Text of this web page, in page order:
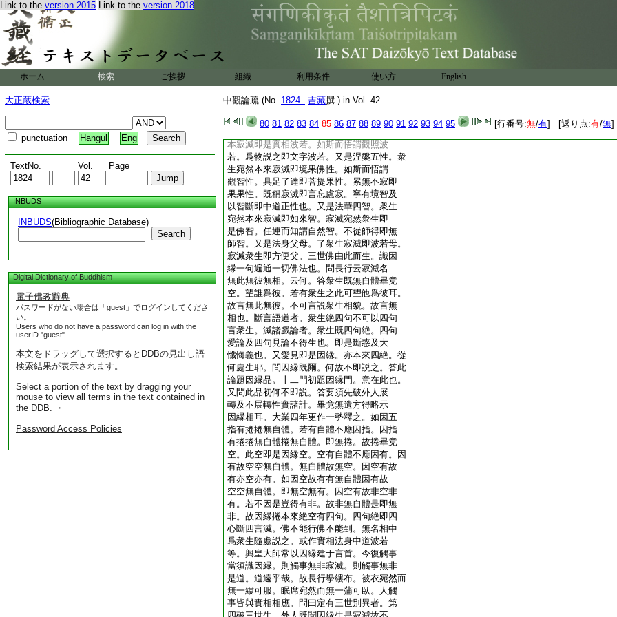
Link to the version 2015 Link to the version 2018
ホーム 検索 ご挨拶 組織 利用条件 使い方 English
大正蔵検索
punctuation Hangul Eng
TextNo. Vol. Page
INBUDS
INBUDS(Bibliographic Database)
Search
Digital Dictionary of Buddhism
電子佛教辭典
パスワードがない場合は「guest」でログインしてくださ
い。
Users who do not have a password can log in with the
userID "guest".
本文をドラッグして選択するとDDBの見出し語
検索結果が表示されます。
Select a portion of the text by dragging your
mouse to view all terms in the text contained in
the DDB. ・
Password Access Policies
中觀論疏 (No. 1824_ 吉藏撰 ) in Vol. 42
80 81 82 83 84 85 86 87 88 89 90 91 92 93 94 95 [行番号:無/有] [返り点:有/無]
心。於内無心。於外無數於内無心。彼已寂滅
誥然大均。即是涅槃。故因縁衆生宛然即是
大涅槃。法華明諸法從本來寂滅。即是涅槃。
今亦爾。如是遍歴一切法。即是法不可示。言
辭相寂滅。然即妙法蓮華唯此一極。名一道
清淨。諸佛用此爲身故名法身。即身無生滅。
至人以此爲壽。壽無始終。即一部法華也。失
此一道清淨故有六道紛然。爲衆生失本從
此流出一切教。名無量義經也。又即是中觀
論。衆生宛然寂滅即是中。悟衆生本來寂滅
本寂滅即是實相波若。如斯而悟謂觀照波
若。爲物説之即文字波若。又是涅槃五性。衆
生宛然本來寂滅即境果佛性。如斯而悟謂
觀智性。具足了達即菩提果性。累無不寂即
果果性。既稱寂滅即言忘慮寂。寧有境智及
以智斷即中道正性也。又是法華四智。衆生
宛然本來寂滅即如來智。寂滅宛然衆生即
是佛智。任運而知謂自然智。不從師得即無
師智。又是法身父母。了衆生寂滅即波若母。
寂滅衆生即方便父。三世佛由此而生。識因
縁一句遍通一切佛法也。問長行云寂滅名
無此無彼無相。云何。答衆生既無自體畢竟
空。望誰爲彼。若有衆生之此可望他爲彼耳。
故言無此無彼。不可言説衆生相貌。故言無
相也。斷言語道者。衆生絶四句不可以四句
言衆生。滅諸戲論者。衆生既四句絶。四句
愛論及四句見論不得生也。即是斷惑及大
懺悔義也。又愛見即是因縁。亦本來四絶。從
何處生耶。問因縁既爾。何故不即説之。答此
論題因縁品。十二門初題因縁門。意在此也。
又問此品初何不即説。答要須先破外人展
轉及不展轉性實諸計。畢竟無遺方得略示
因縁相耳。大業四年更作一勢釋之。如因五
指有捲捲無自體。若有自體不應因指。因指
有捲捲無自體捲無自體。即無捲。故捲畢竟
空。此空即是因縁空。空有自體不應因有。因
有故空空無自體。無自體故無空。因空有故
有亦空亦有。如因空故有有無自體因有故
空空無自體。即無空無有。因空有故非空非
有。若不因是豈得有非。故非無自體是即無
非。故因縁捲本來絶空有四句。四句絶即四
心斷四言滅。佛不能行佛不能到。無名相中
爲衆生隨處説之。或作實相法身中道波若
等。興皇大師常以因縁建于言首。今復觸事
當須識因縁。則觸事無非寂滅。則觸事無非
是道。道遠乎哉。故長行擧縷布。被衣宛然而
無一縷可服。眠席宛然而無一蒲可臥。人觸
事皆與實相相應。問曰定有三世別異者。第